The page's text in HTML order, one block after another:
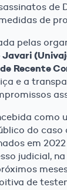
de
de
pelas
Javari
Recente
e a
como
do caso
em
judicial,
de